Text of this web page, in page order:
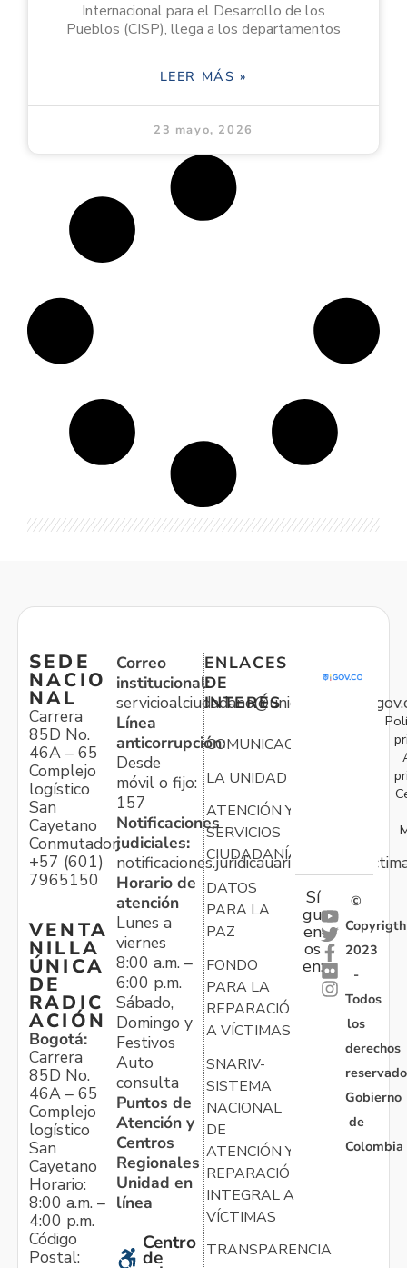
Internacional para el Desarrollo de los
Pueblos (CISP), llega a los departamentos
LEER MÁS »
23 mayo, 2026
SEDE
NACIO
NAL
Carrera
85D No.
46A – 65
Complejo
logístico
San
Cayetano
Conmutador:
+57 (601)
7965150
VENTA
NILLA
ÚNICA
DE
RADIC
ACIÓN
Bogotá:
Carrera
85D No.
46A – 65
Complejo
logístico
San
Cayetano
Horario:
8:00 a.m. –
4:00 p.m.
Código
Postal:
Correo
institucional:
Línea
anticorrupción:
Desde
móvil o fijo:
157
Notificaciones
judiciales:
Horario de
atención
Lunes a
viernes
8:00 a.m. –
6:00 p.m.
Sábado,
Domingo y
Festivos
Auto
consulta
Puntos de
Atención y
Centros
Regionales
Unidad en
línea
Centro
de
ENLACES
DE
INTERÉS
COMUNICACIONES
LA UNIDAD
ATENCIÓN Y
SERVICIOS
CIUDADANÍA
DATOS
PARA LA
PAZ
FONDO
PARA LA
REPARACIÓN
A VÍCTIMAS
SNARIV-
SISTEMA
NACIONAL
DE
ATENCIÓN Y
REPARACIÓN
INTEGRAL A
VÍCTIMAS
TRANSPARENCIA
Sí
gu
en
os
en:
©
Copyrigth
2023
-
Todos
los
derechos
Gobierno
de
Colombia